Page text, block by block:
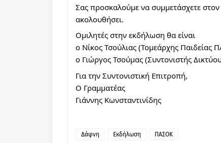
Σας προσκαλούμε να συμμετάσχετε
ακολουθήσει.
Ομιλητές στην εκδήλωση θα είναι
ο Νίκος Τσούλιας (Τομεάρχης
ο Γιώργος Τσούμας (Συντονιστής
Για την Συντονιστική Επιτροπή,
Ο Γραμματέας
Γιάννης Κωνσταντινίδης
Δάφνη Εκδήλωση ΠΑΣΟΚ